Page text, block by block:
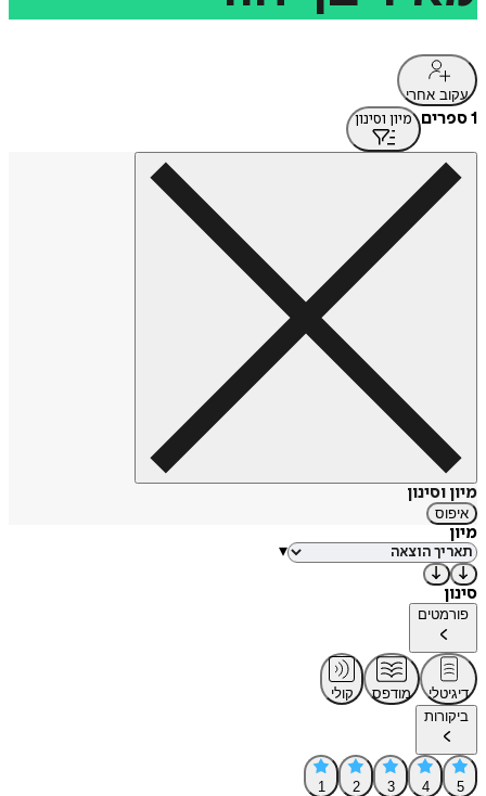
עקוב אחרי
1 ספרים מיון וסינון
מיון וסינון
איפוס
מיון
▾
סינון
פורמטים
דיגיטלי מודפס
קולי
ביקורות
5
4
3
2
1